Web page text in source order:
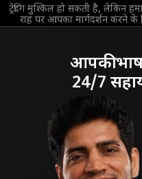
ट्रेडिंग मुश्किल हो सकती है, लेकिन
राह पर आपका मार्गदर्शन करने के
आपकी
24/7